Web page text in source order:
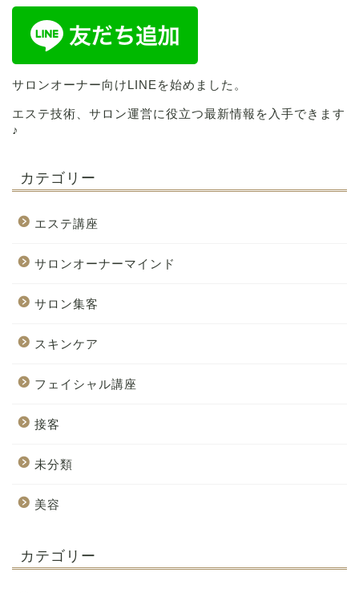
サロンオーナー向けLINEを始めました。
エステ技術、サロン運営に役立つ最新情報を入手できます
♪
カテゴリー
エステ講座
サロンオーナーマインド
サロン集客
スキンケア
フェイシャル講座
接客
未分類
美容
カテゴリー